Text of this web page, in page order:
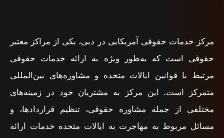
مرکز خدمات حقوقی آمریکایی در دبی، یکی از مراکز معتبر
حقوقی است که به‌طور ویژه به ارائه خدمات حقوقی
مرتبط با قوانین ایالات متحده و مشاوره‌های بین‌المللی
متمرکز است. این مرکز به مشتریان خود در زمینه‌های
مختلفی از جمله مشاوره حقوقی، تنظیم قراردادها، و
مسائل مربوط به مهاجرت به ایالات متحده خدمات ارائه